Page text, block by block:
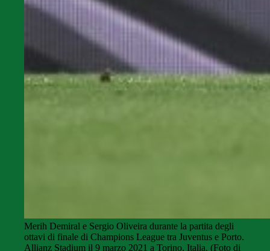
Merih Demiral e Sergio Oliveira durante la partita degli
ottavi di finale di Champions League tra Juventus e Porto.
Allianz Stadium il 9 marzo 2021 a Torino, Italia. (Foto di